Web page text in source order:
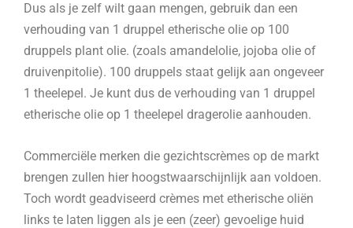
Dus als je zelf wilt gaan mengen, gebruik dan een
verhouding van 1 druppel etherische olie op 100
druppels plant olie. (zoals amandelolie, jojoba olie of
druivenpitolie). 100 druppels staat gelijk aan ongeveer
1 theelepel. Je kunt dus de verhouding van 1 druppel
etherische olie op 1 theelepel dragerolie aanhouden.
Commerciële merken die gezichtscrèmes op de markt
brengen zullen hier hoogstwaarschijnlijk aan voldoen.
Toch wordt geadviseerd crèmes met etherische oliën
links te laten liggen als je een (zeer) gevoelige huid